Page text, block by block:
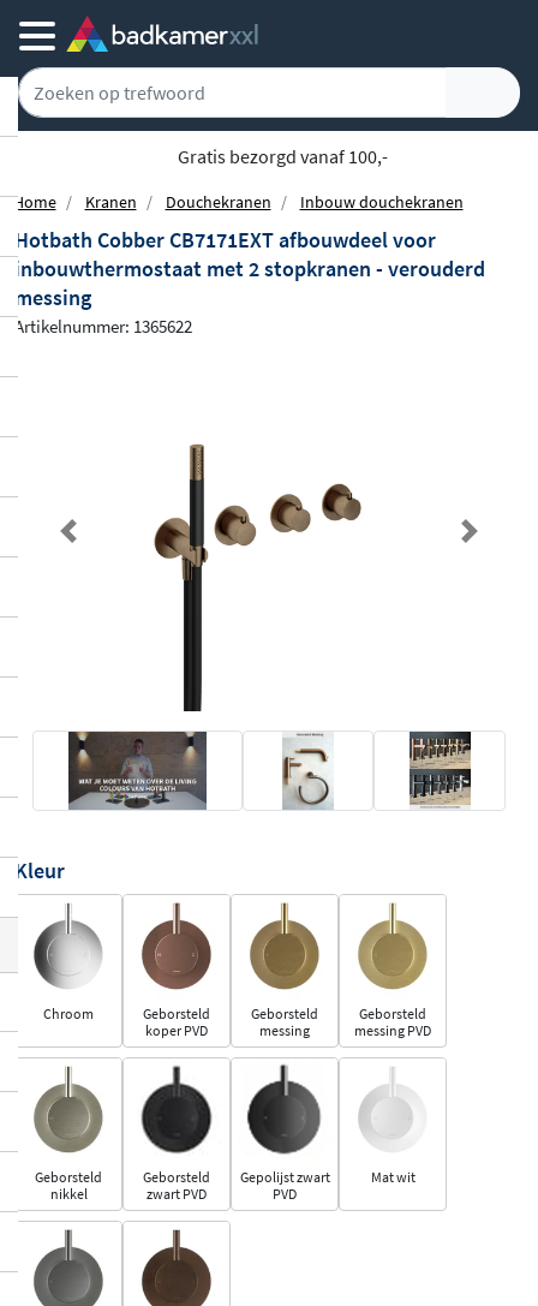
Gratis bezorgd vanaf 100,-
Home Kranen Douchekranen Inbouw douchekranen
Hotbath Cobber CB7171EXT afbouwdeel voor
inbouwthermostaat met 2 stopkranen - verouderd
messing
Artikelnummer: 1365622
Previous Next
Kleur
Chroom
Geborsteld
koper PVD
Geborsteld
messing
Geborsteld
messing PVD
Geborsteld
nikkel
Geborsteld
zwart PVD
Gepolijst zwart
PVD
Mat wit